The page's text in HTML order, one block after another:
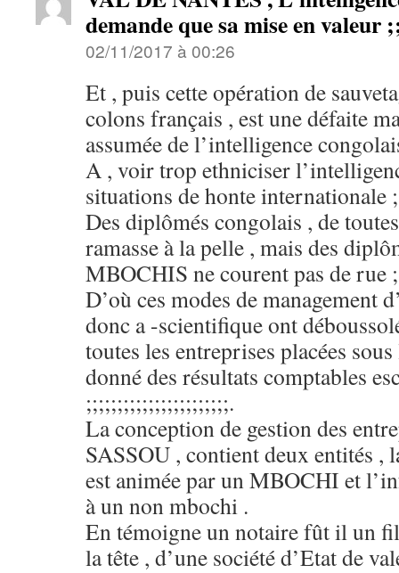
demande que sa mise en
02/11/2017 à 00:26
Et , puis cette opération de
colons français , est une défaite
assumée de l’intelligence
A , voir trop ethniciser
situations de honte internationale
Des diplômés congolais , de
ramasse à la pelle , mais des
MBOCHIS ne courent pas de rue
D’où ces modes de management
donc a -scientifique ont
toutes les entreprises placées
donné des résultats comptables
;;;;;;;;;;;;;;;;;;;;;;;.
La conception de gestion des
SASSOU , contient deux entités ,
est animée par un MBOCHI et
à un non mbochi .
En témoigne un notaire fût il un
la tête , d’une société d’Etat de